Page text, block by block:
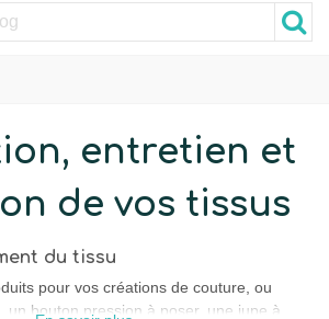
entretien et
de vos tissus
du tissu
pour vos créations de couture, ou
. un bouton pression à poser, une jupe à